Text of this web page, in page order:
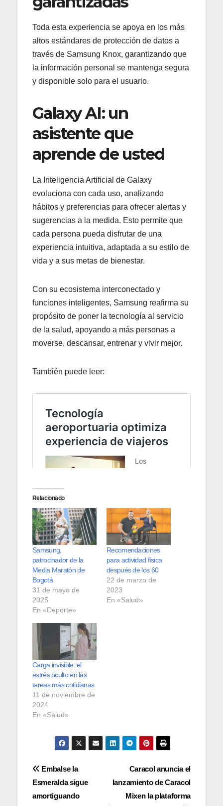
Toda esta experiencia se apoya en los más
altos estándares de protección de datos a
través de Samsung Knox, garantizando que
la información personal se mantenga segura
y disponible solo para el usuario.
Galaxy AI: un
asistente que
aprende de usted
La Inteligencia Artificial de Galaxy
evoluciona con cada uso, analizando
hábitos y preferencias para ofrecer alertas y
sugerencias a la medida. Esto permite que
cada persona pueda disfrutar de una
experiencia intuitiva, adaptada a su estilo de
vida y a sus metas de bienestar.
Con su ecosistema interconectado y
funciones inteligentes, Samsung reafirma su
propósito de poner la tecnología al servicio
de la salud, apoyando a más personas a
moverse, descansar, entrenar y vivir mejor.
También puede leer:
Relacionado
Samsung,
patrocinador de la
Media Maratón de
Bogotá
31 de mayo de
2025
En «Deporte»
Recomendaciones
para actividad física
después de los 60
22 de marzo de
2023
En «Salud»
Carga invisible: el
estrés oculto en las
tareas más cotidianas
11 de noviembre de
2024
En «Salud»
Navegación
de
Caracol anuncia el
lanzamiento de Caracol
Mixen la plataforma
Embalse la
Esmeralda sigue
amortiguando